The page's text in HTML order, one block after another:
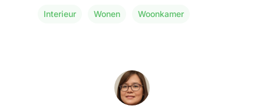
Interieur Wonen Woonkamer